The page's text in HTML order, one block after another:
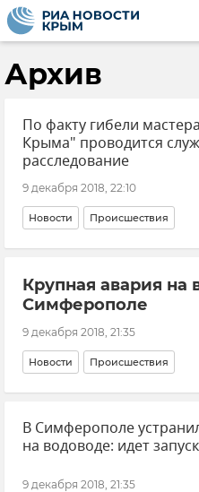
Архив
По факту гибели
Крыма" проводится
расследование
9 декабря 2018, 22:10
Новости Происшествия
Крупная авария на водоводе в
Крупная авария на
Симферополе
9 декабря 2018, 21:35
Новости Происшествия
Крупная авария на водоводе в
В Симферополе
на водоводе: идет
9 декабря 2018, 21:35